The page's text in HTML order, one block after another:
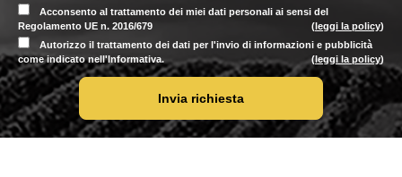
Acconsento al trattamento dei miei dati personali ai sensi del
Regolamento UE n. 2016/679
(leggi la policy)
Autorizzo il trattamento dei dati per l'invio di informazioni e pubblicità
come indicato nell'Informativa.
(leggi la policy)
Invia richiesta